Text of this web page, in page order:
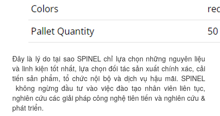
Đây là lý do tại sao SPINEL chỉ lựa chọn những nguyên liệu
và linh kiện tốt nhất, lựa chọn đối tác sản xuất chính xác, cải
tiến sản phẩm, tổ chức nội bộ và dịch vụ hậu mãi. SPINEL
không ngừng đầu tư vào việc đào tạo nhân viên liên tục,
nghiên cứu các giải pháp công nghệ tiên tiến và nghiên cứu &
phát triển.